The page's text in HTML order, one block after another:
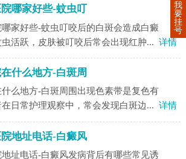
哪家好些-蚊虫叮
家好些-蚊虫叮咬后的白斑会造成白癜
活跃，皮肤被叮咬后常会出现红肿... 详情
什么地方-白斑周
么地方-白斑周围出现色素带是复色有
日常护理观察中，常会发现白斑边... 详情
地址电话-白癜风
址电话-白癜风发病背后有哪些常见诱
我
要
挂
号